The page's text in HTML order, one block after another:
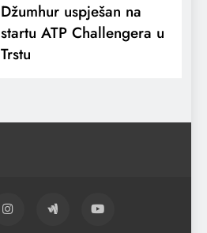
Džumhur uspješan na
startu ATP Challengera u
Trstu